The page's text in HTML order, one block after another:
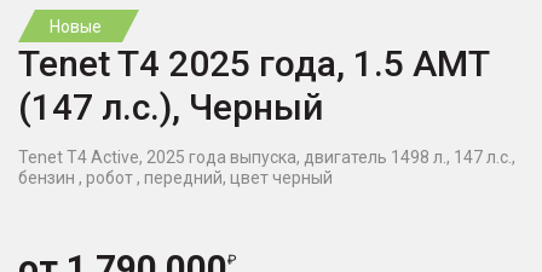
Новые
Tenet T4 2025 года, 1.5 AMT
(147 л.с.), Черный
Tenet T4 Active, 2025 года выпуска, двигатель 1498 л., 147 л.с.,
бензин , робот , передний, цвет черный